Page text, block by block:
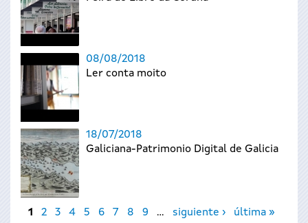
08/08/2018
Ler conta moito
18/07/2018
Galiciana-Patrimonio Digital de Galicia
Páginas
1 2 3 4 5 6 7 8 9 … siguiente › última »